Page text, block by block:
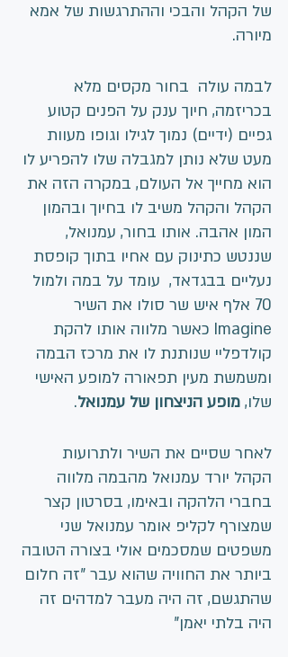
של הקהל והבכי וההתרגשות של אמא
מיורה.
לבמה עולה  בחור מקסים מלא
בכריזמה, חיוך ענק על הפנים קטוע
גפיים (ידיים) נמוך לגילו וגופו מעוות
מעט שלא נותן למגבלה שלו להפריע לו
הוא מחייך אל העולם, במקרה הזה את
הקהל והקהל משיב לו בחיוך ובהמון
המון אהבה. אותו בחור, עמנואל,
שננטש כתינוק עם אחיו בתוך קופסת
נעליים בבגדאד,  עומד על במה ולמול
70 אלף איש שר סולו את השיר
Imagine כאשר מלווה אותו להקת
קולדפליי שנותנת לו את מרכז הבמה
ומשמשת מעין תפאורה למופע האישי
שלו, מופע הניצחון של עמנואל.
לאחר שסיים את השיר ולתרועות
הקהל יורד עמנואל מהבמה מלווה
בחברי הלהקה ובאימו, בסרטון קצר
שמצורף לקליפ אומר עמנואל שני
משפטים שמסכמים אולי בצורה הטובה
ביותר את החוויה שהוא עבר "זה חלום
שהתגשם, זה היה מעבר למדהים זה
היה בלתי יאמן"